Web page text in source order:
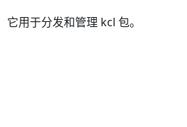
用于分发和管理 kcl 包。